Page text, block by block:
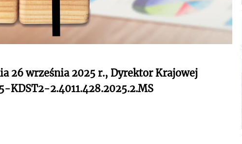
26 września 2025 r., Dyrektor Krajowej
KDST2-2.4011.428.2025.2.MS